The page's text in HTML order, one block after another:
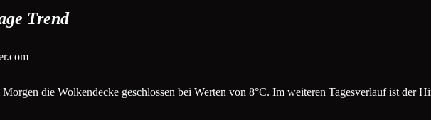
Trend
die Wolkendecke geschlossen bei Werten von 8°C. Im weiteren Tagesverlauf ist der